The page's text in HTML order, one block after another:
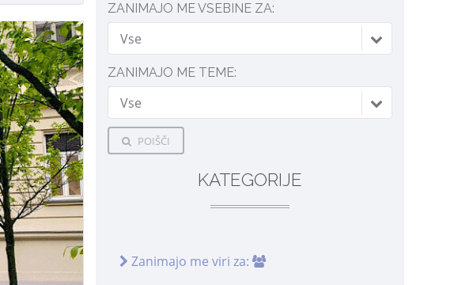
ZANIMAJO ME VSEBINE ZA:
Vse
ZANIMAJO ME TEME:
Vse
POIŠČI
KATEGORIJE
Zanimajo me viri za: